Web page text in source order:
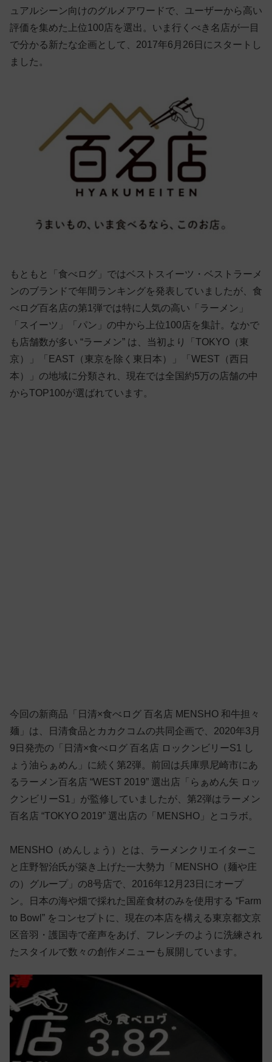
ュアルシーン向けのグルメアワードで、ユーザーから高い
評価を集めた上位100店を選出。いま行くべき名店が一目
で分かる新たな企画として、2017年6月26日にスタートし
ました。
もともと「食べログ」ではベストスイーツ・ベストラーメ
ンのブランドで年間ランキングを発表していましたが、食
べログ百名店の第1弾では特に人気の高い「ラーメン」
「スイーツ」「パン」の中から上位100店を集計。なかで
も店舗数が多い “ラーメン” は、当初より「TOKYO（東
京）」「EAST（東京を除く東日本）」「WEST（西日
本）」の地域に分類され、現在では全国約5万の店舗の中
からTOP100が選ばれています。
今回の新商品「日清×食べログ 百名店 MENSHO 和牛担々
麺」は、日清食品とカカクコムの共同企画で、2020年3月
9日発売の「日清×食べログ 百名店 ロックンビリーS1 し
ょう油らぁめん」に続く第2弾。前回は兵庫県尼崎市にあ
るラーメン百名店 “WEST 2019” 選出店「らぁめん矢 ロッ
クンビリーS1」が監修していましたが、第2弾はラーメン
百名店 “TOKYO 2019” 選出店の「MENSHO」とコラボ。
MENSHO（めんしょう）とは、ラーメンクリエイターこ
と庄野智治氏が築き上げた一大勢力「MENSHO（麺や庄
の）グループ」の8号店で、2016年12月23日にオープ
ン。日本の海や畑で採れた国産食材のみを使用する “Farm
to Bowl” をコンセプトに、現在の本店を構える東京都文京
区音羽・護国寺で産声をあげ、フレンチのように洗練され
たスタイルで数々の創作メニューも展開しています。